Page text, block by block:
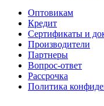
Оптовикам
Кредит
Сертификаты и
Производители
Партнеры
Вопрос-ответ
Рассрочка
Политика